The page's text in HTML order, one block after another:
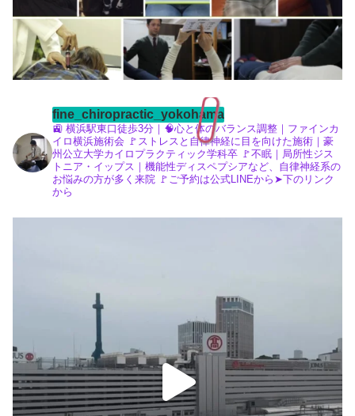
fine_chiropractic_yokohama
🚉 横浜駅東口徒歩3分｜🧠心と体のバランス調整｜ファインカ
イロ横浜施術会 🚩ストレスと自律神経に目を向けた施術｜豪
州公立大学カイロプラクティック学科卒 🚩不眠｜局所性ジス
トニア・イップス｜機能性ディスペプシアなど、自律神経系の
お悩みの方が多く来院 🚩ご予約は公式LINEから➤下のリンク
から